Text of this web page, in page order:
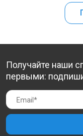
Получайте наши
первыми: